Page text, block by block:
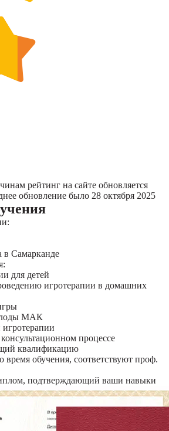
рейтинг на сайте обновляется
обновление было 28 октября 2025
в Самарканде
для детей
игротерапии в домашних
МАК
процессе
квалификацию
обучения, соответствуют проф.
подтверждающий ваши навыки